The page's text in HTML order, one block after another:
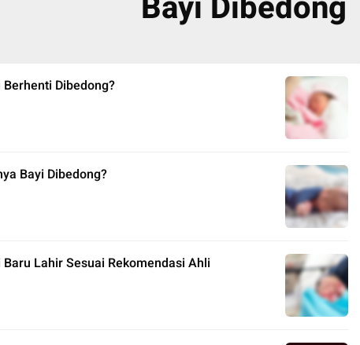
Dibedong?
Bayi Dibedong?
Lahir Sesuai Rekomendasi Ahli